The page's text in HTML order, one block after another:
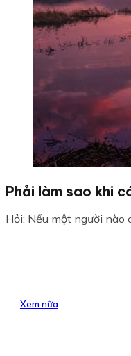
Phải làm sao khi
Hỏi: Nếu một người nào
Xem nữa